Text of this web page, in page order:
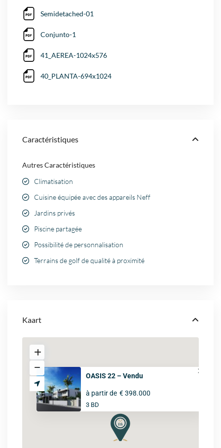
Semidetached-01
Conjunto-1
41_AEREA-1024x576
40_PLANTA-694x1024
Caractéristiques
Autres Caractéristiques
Climatisation
Cuisine équipée avec des appareils Neff
Jardins privés
Piscine partagée
Possibilité de personnalisation
Terrains de golf de qualité à proximité
Kaart
OASIS 22 – Vendu
à partir de € 398.000
3 BD